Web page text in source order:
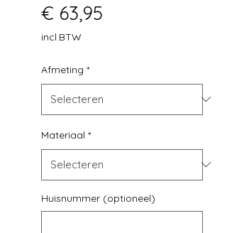
€ 63,95
incl.BTW
Afmeting *
Materiaal *
Huisnummer (optioneel)